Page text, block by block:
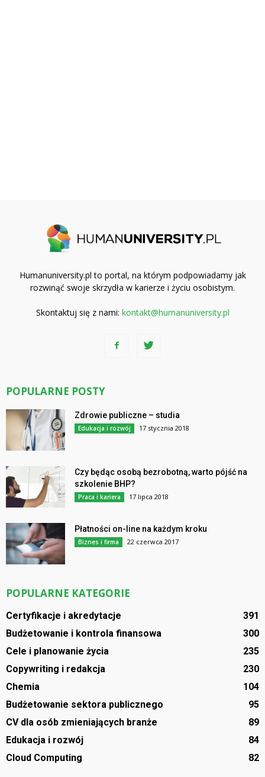
Humanuniversity.pl to portal, na którym podpowiadamy jak
rozwinąć swoje skrzydła w karierze i życiu osobistym.
Skontaktuj się z nami: kontakt@humanuniversity.pl
POPULARNE POSTY
Zdrowie publiczne – studia
Edukacja i rozwój 17 stycznia 2018
Czy będąc osobą bezrobotną, warto pójść na
szkolenie BHP?
Praca i kariera 17 lipca 2018
Płatności on-line na każdym kroku
Biznes i firma 22 czerwca 2017
POPULARNE KATEGORIE
Certyfikacje i akredytacje
391
Budżetowanie i kontrola finansowa
300
Cele i planowanie życia
235
Copywriting i redakcja
230
Chemia
104
Budżetowanie sektora publicznego
95
CV dla osób zmieniających branże
89
Edukacja i rozwój
84
Cloud Computing
82